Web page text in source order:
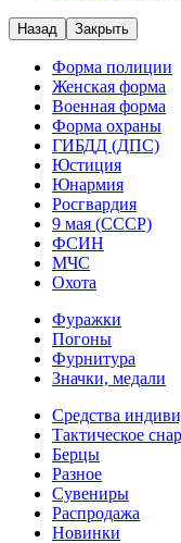
Назад Закрыть
Форма полиции
Женская форма
Военная форма
Форма охраны
ГИБДД (ДПС)
Юстиция
Юнармия
Росгвардия
9 мая (СССР)
ФСИН
МЧС
Охота
Фуражки
Погоны
Фурнитура
Значки, медали
Средства
Тактическое
Берцы
Разное
Сувениры
Распродажа
Новинки